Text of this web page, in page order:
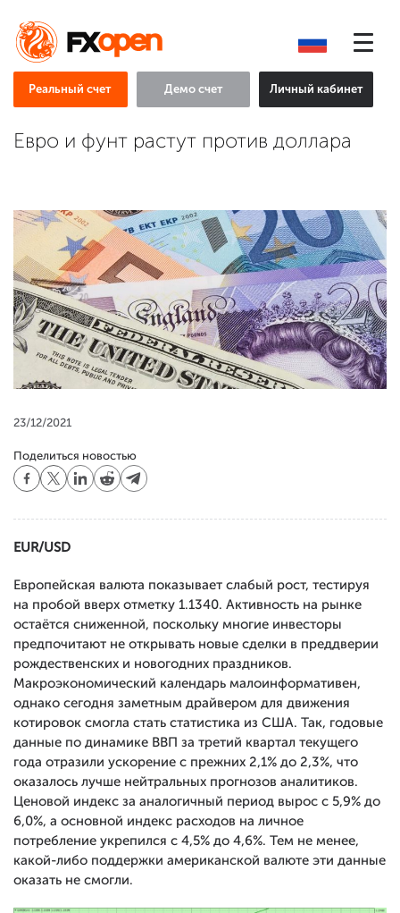
Реальный счет Демо счет Личный кабинет
Евро и фунт растут против доллара
23/12/2021
Поделиться новостью
EUR/USD
Европейская валюта показывает слабый рост, тестируя
на пробой вверх отметку 1.1340. Активность на рынке
остаётся сниженной, поскольку многие инвесторы
предпочитают не открывать новые сделки в преддверии
рождественских и новогодних праздников.
Макроэкономический календарь малоинформативен,
однако сегодня заметным драйвером для движения
котировок смогла стать статистика из США. Так, годовые
данные по динамике ВВП за третий квартал текущего
года отразили ускорение с прежних 2,1% до 2,3%, что
оказалось лучше нейтральных прогнозов аналитиков.
Ценовой индекс за аналогичный период вырос с 5,9% до
6,0%, а основной индекс расходов на личное
потребление укрепился с 4,5% до 4,6%. Тем не менее,
какой-либо поддержки американской валюте эти данные
оказать не смогли.